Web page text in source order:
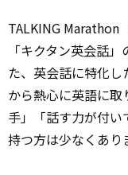
TALKING Marathon
「キクタン英会話」
た、英会話に特化
から熱心に英語に
手」「話す力が付
持つ方は少なくあり